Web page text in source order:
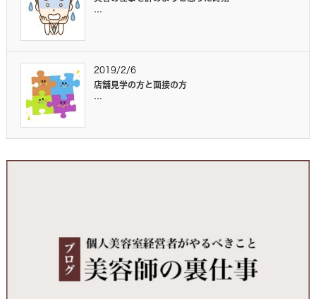
…
2019/2/6
店舗見学の方と面接の方
…